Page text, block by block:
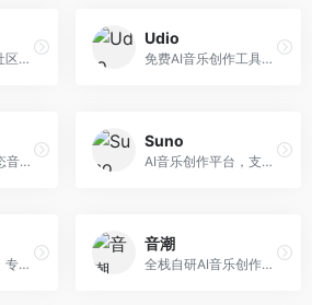
全球首个AI音乐社区平台，整合创作与分享功能。面向音乐创作者和爱好者，提供音乐创作、作品分享、社区交流等服务，社区氛围活跃。
Udio
免费AI音乐创作工具，专注于高质量音乐生成。面向音乐创作者和内容制作者，支持多种音乐风格生成，音质专业，创作自由度高，适合专业音乐制作场景。
阿里推出的多模态音乐生成平台，整合音频与文本理解能力。面向内容创作者，支持歌词生成、旋律创作、音乐编辑等服务，与阿里生态深度整合。
Suno
AI音乐创作平台，支持通过文字描述生成完整歌曲，包含歌词、旋律和人声。面向音乐爱好者、内容创作者和独立音乐人，操作门槛低，创作速度快，支持多种音乐风格，为音乐创作带来全新可能。
AI音乐创作工具，专注于快速音乐生成与发布。面向音乐爱好者和业余创作者，支持一键生成原创音乐，可直接发布到音乐平台，创作门槛低。
音潮
全栈自研AI音乐创作平台，支持从创作到发布的完整流程。面向独立音乐人和音乐工作室，提供作词作曲、编曲混音、音乐发布等服务，创作工具专业。